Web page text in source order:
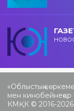
«Облыстық
мен кинобейнеқор
КМҚК © 2016-2026